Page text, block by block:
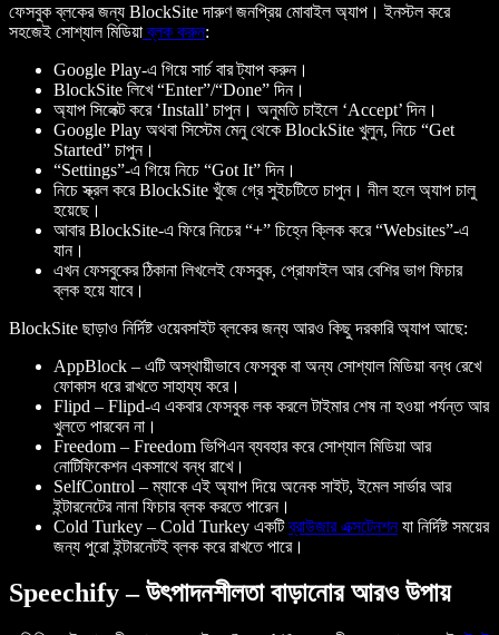
ফেসবুক ব্লকের জন্য BlockSite দারুণ জনপ্রিয় মোবাইল অ্যাপ। ইনস্টল করে
সহজেই সোশ্যাল মিডিয়াব্লক করুন:
Google Play-এ গিয়ে সার্চ বার ট্যাপ করুন।
BlockSite লিখে “Enter”/“Done” দিন।
অ্যাপ সিলেক্ট করে ‘Install’ চাপুন। অনুমতি চাইলে ‘Accept’ দিন।
Google Play অথবা সিস্টেম মেনু থেকে BlockSite খুলুন, নিচে “Get
Started” চাপুন।
“Settings”-এ গিয়ে নিচে “Got It” দিন।
নিচে স্ক্রল করে BlockSite খুঁজে গ্রে সুইচটিতে চাপুন। নীল হলে অ্যাপ চালু
হয়েছে।
আবার BlockSite-এ ফিরে নিচের “+” চিহ্নে ক্লিক করে “Websites”-এ
যান।
এখন ফেসবুকের ঠিকানা লিখলেই ফেসবুক, প্রোফাইল আর বেশির ভাগ ফিচার
ব্লক হয়ে যাবে।
BlockSite ছাড়াও নির্দিষ্ট ওয়েবসাইট ব্লকের জন্য আরও কিছু দরকারি অ্যাপ আছে:
AppBlock – এটি অস্থায়ীভাবে ফেসবুক বা অন্য সোশ্যাল মিডিয়া বন্ধ রেখে
ফোকাস ধরে রাখতে সাহায্য করে।
Flipd – Flipd-এ একবার ফেসবুক লক করলে টাইমার শেষ না হওয়া পর্যন্ত আর
খুলতে পারবেন না।
Freedom – Freedom ভিপিএন ব্যবহার করে সোশ্যাল মিডিয়া আর
নোটিফিকেশন একসাথে বন্ধ রাখে।
SelfControl – ম্যাকে এই অ্যাপ দিয়ে অনেক সাইট, ইমেল সার্ভার আর
ইন্টারনেটের নানা ফিচার ব্লক করতে পারেন।
Cold Turkey – Cold Turkey একটিব্রাউজার এক্সটেনশনযা নির্দিষ্ট সময়ের
জন্য পুরো ইন্টারনেটই ব্লক করে রাখতে পারে।
Speechify – উৎপাদনশীলতা বাড়ানোর আরও উপায়